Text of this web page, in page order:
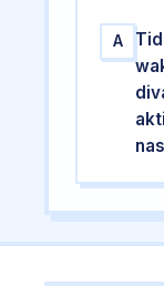
A